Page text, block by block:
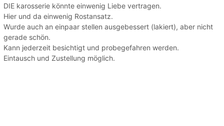
DIE karosserie könnte einwenig Liebe vertragen.
Hier und da einwenig Rostansatz.
Wurde auch an einpaar stellen ausgebessert (lakiert), aber nicht
gerade schön.
Kann jederzeit besichtigt und probegefahren werden.
Eintausch und Zustellung möglich.